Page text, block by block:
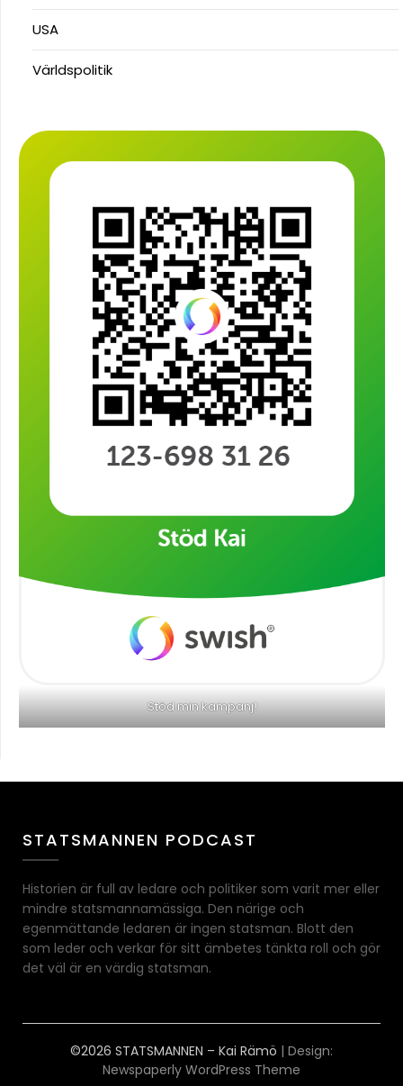
USA
Världspolitik
Stöd min kampanj!
STATSMANNEN PODCAST
Historien är full av ledare och politiker som varit mer eller
mindre statsmannamässiga. Den närige och
egenmättande ledaren är ingen statsman. Blott den
som leder och verkar för sitt ämbetes tänkta roll och gör
det väl är en värdig statsman.
©2026 STATSMANNEN – Kai Rämö | Design:
Newspaperly WordPress Theme